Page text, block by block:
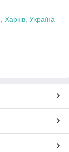
Харків, Україна